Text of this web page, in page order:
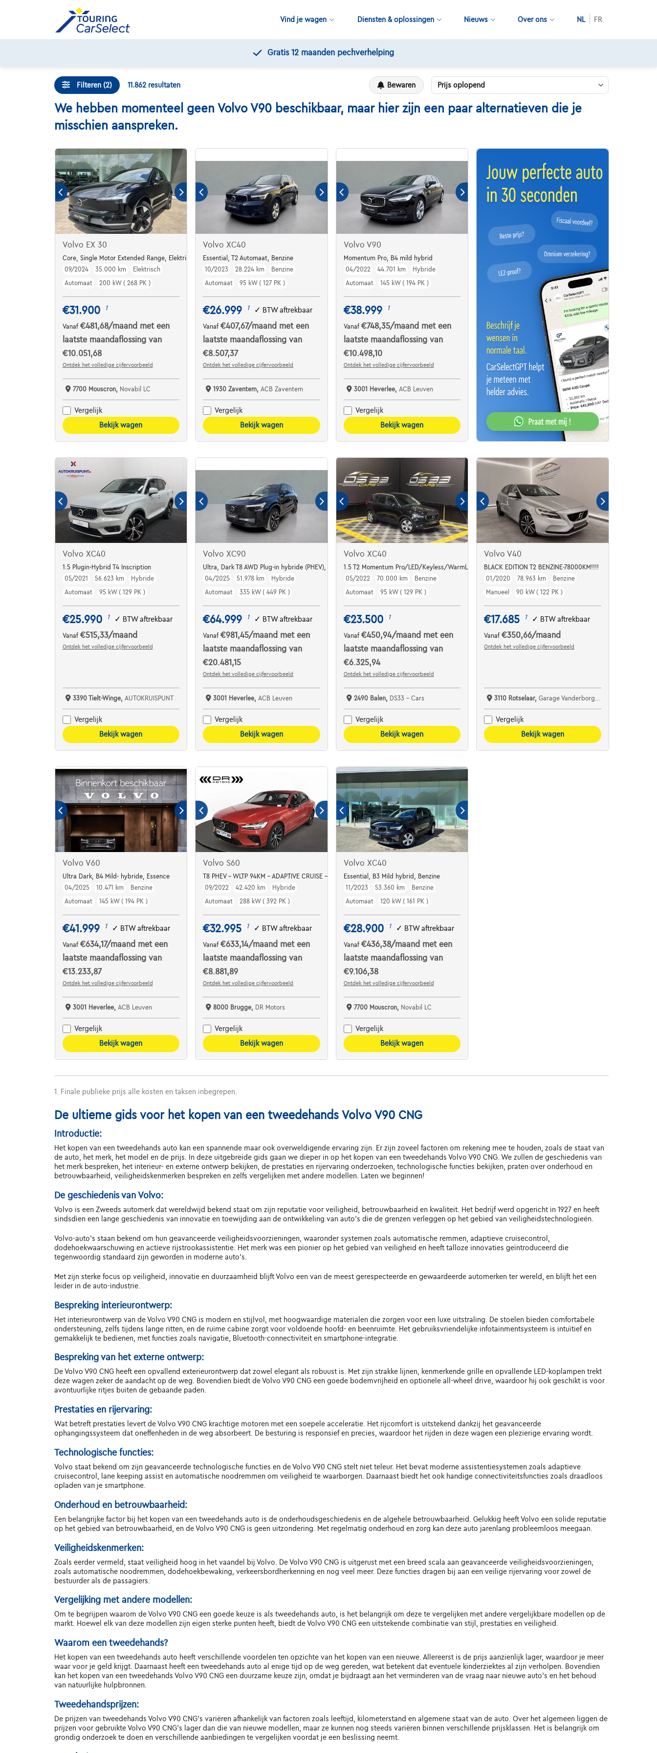
Vind je wagen Diensten & oplossingen Nieuws Over ons NL FR
Gratis 12 maanden pechverhelping
Filteren (2) 11.862 resultaten Bewaren
We hebben momenteel geen Volvo V90 beschikbaar, maar hier zijn een paar alternatieven die je
misschien aanspreken.
Volvo EX 30
Core, Single Motor Extended Range, Elektrisch (BEV)
09/2024
35.000 km
Elektrisch
Automaat
200 kW ( 268 PK )
€31.900 1
Vanaf €481,68/maand met een
laatste maandaflossing van
€10.051,68
Ontdek het volledige cijfervoorbeeld
7700 Mouscron, Novabil LC
Vergelijk
Bekijk wagen
Volvo XC40
Essential, T2 Automaat, Benzine
10/2023
28.224 km
Benzine
Automaat
95 kW ( 127 PK )
€26.999 1 ✓ BTW aftrekbaar
Vanaf€407,67/maand met een
laatste maandaflossing van
€8.507,37
Ontdek het volledige cijfervoorbeeld
1930 Zaventem, ACB Zaventem
Vergelijk
Bekijk wagen
Volvo V90
Momentum Pro, B4 mild hybrid
04/2022
44.701 km
Hybride
Automaat
145 kW ( 194 PK )
€38.999 1
Vanaf €748,35/maand met een
laatste maandaflossing van
€10.498,10
Ontdek het volledige cijfervoorbeeld
3001 Heverlee, ACB Leuven
Vergelijk
Bekijk wagen
Volvo XC40
1.5 Plugin-Hybrid T4 Inscription
05/2021
56.623 km
Hybride
Automaat
95 kW ( 129 PK )
€25.990 1 ✓ BTW aftrekbaar
Vanaf €515,33/maand
Ontdek het volledige cijfervoorbeeld
3390 Tielt-Winge, AUTOKRUISPUNT
Vergelijk
Bekijk wagen
Volvo XC90
Ultra, Dark T8 AWD Plug-in hybride (PHEV),
04/2025
51.978 km
Hybride
Automaat
335 kW ( 449 PK )
€64.999 1 ✓ BTW aftrekbaar
Vanaf€981,45/maand met een
laatste maandaflossing van
€20.481,15
Ontdek het volledige cijfervoorbeeld
3001 Heverlee, ACB Leuven
Vergelijk
Bekijk wagen
Volvo XC40
1.5 T2 Momentum Pro/LED/Keyless/WarmLeder/CAM/Cruise/Apple
05/2022
70.000 km
Benzine
Automaat
95 kW ( 129 PK )
€23.500 1
Vanaf €450,94/maand met een
laatste maandaflossing van
€6.325,94
Ontdek het volledige cijfervoorbeeld
2490 Balen, DS33 - Cars
Vergelijk
Bekijk wagen
Volvo V40
BLACK EDITION T2 BENZINE-78000KM!!!!
01/2020
78.963 km
Benzine
Manueel
90 kW ( 122 PK )
€17.685 1 ✓ BTW aftrekbaar
Vanaf€350,66/maand
Ontdek het volledige cijfervoorbeeld
3110 Rotselaar,Garage Vanderborght Rotselaar
Vergelijk
Bekijk wagen
Volvo V60
Ultra Dark, B4 Mild- hybride, Essence
04/2025
10.471 km
Benzine
Automaat
145 kW ( 194 PK )
€41.999 1 ✓ BTW aftrekbaar
Vanaf €634,17/maand met een
laatste maandaflossing van
€13.233,87
Ontdek het volledige cijfervoorbeeld
3001 Heverlee, ACB Leuven
Vergelijk
Bekijk wagen
Volvo S60
T8 PHEV - WLTP 94KM - ADAPTIVE CRUISE - 360 CAMERA
09/2022
42.420 km
Hybride
Automaat
288 kW ( 392 PK )
€32.995 1 ✓ BTW aftrekbaar
Vanaf€633,14/maand met een
laatste maandaflossing van
€8.881,89
Ontdek het volledige cijfervoorbeeld
8000 Brugge, DR Motors
Vergelijk
Bekijk wagen
Volvo XC40
Essential, B3 Mild hybrid, Benzine
11/2023
53.360 km
Benzine
Automaat
120 kW ( 161 PK )
€28.900 1 ✓ BTW aftrekbaar
Vanaf €436,38/maand met een
laatste maandaflossing van
€9.106,38
Ontdek het volledige cijfervoorbeeld
7700 Mouscron, Novabil LC
Vergelijk
Bekijk wagen
1. Finale publieke prijs alle kosten en taksen inbegrepen.
De ultieme gids voor het kopen van een tweedehands Volvo V90 CNG
Introductie:
Het kopen van een tweedehands auto kan een spannende maar ook overweldigende ervaring zijn. Er zijn zoveel factoren om rekening mee te houden, zoals de staat van
de auto, het merk, het model en de prijs. In deze uitgebreide gids gaan we dieper in op het kopen van een tweedehands Volvo V90 CNG. We zullen de geschiedenis van
het merk bespreken, het interieur- en externe ontwerp bekijken, de prestaties en rijervaring onderzoeken, technologische functies bekijken, praten over onderhoud en
betrouwbaarheid, veiligheidskenmerken bespreken en zelfs vergelijken met andere modellen. Laten we beginnen!
De geschiedenis van Volvo:
Volvo is een Zweeds automerk dat wereldwijd bekend staat om zijn reputatie voor veiligheid, betrouwbaarheid en kwaliteit. Het bedrijf werd opgericht in 1927 en heeft
sindsdien een lange geschiedenis van innovatie en toewijding aan de ontwikkeling van auto's die de grenzen verleggen op het gebied van veiligheidstechnologieën.
Volvo-auto's staan ​​bekend om hun geavanceerde veiligheidsvoorzieningen, waaronder systemen zoals automatische remmen, adaptieve cruisecontrol,
dodehoekwaarschuwing en actieve rijstrookassistentie. Het merk was een pionier op het gebied van veiligheid en heeft talloze innovaties geïntroduceerd die
tegenwoordig standaard zijn geworden in moderne auto's.
Met zijn sterke focus op veiligheid, innovatie en duurzaamheid blijft Volvo een van de meest gerespecteerde en gewaardeerde automerken ter wereld, en blijft het een
leider in de auto-industrie.
Bespreking interieurontwerp:
Het interieurontwerp van de Volvo V90 CNG is modern en stijlvol, met hoogwaardige materialen die zorgen voor een luxe uitstraling. De stoelen bieden comfortabele
ondersteuning, zelfs tijdens lange ritten, en de ruime cabine zorgt voor voldoende hoofd- en beenruimte. Het gebruiksvriendelijke infotainmentsysteem is intuïtief en
gemakkelijk te bedienen, met functies zoals navigatie, Bluetooth-connectiviteit en smartphone-integratie.
Bespreking van het externe ontwerp:
De Volvo V90 CNG heeft een opvallend exterieurontwerp dat zowel elegant als robuust is. Met zijn strakke lijnen, kenmerkende grille en opvallende LED-koplampen trekt
deze wagen zeker de aandacht op de weg. Bovendien biedt de Volvo V90 CNG een goede bodemvrijheid en optionele all-wheel drive, waardoor hij ook geschikt is voor
avontuurlijke ritjes buiten de gebaande paden.
Prestaties en rijervaring:
Wat betreft prestaties levert de Volvo V90 CNG krachtige motoren met een soepele acceleratie. Het rijcomfort is uitstekend dankzij het geavanceerde
ophangingssysteem dat oneffenheden in de weg absorbeert. De besturing is responsief en precies, waardoor het rijden in deze wagen een plezierige ervaring wordt.
Technologische functies:
Volvo staat bekend om zijn geavanceerde technologische functies en de Volvo V90 CNG stelt niet teleur. Het bevat moderne assistentiesystemen zoals adaptieve
cruisecontrol, lane keeping assist en automatische noodremmen om veiligheid te waarborgen. Daarnaast biedt het ook handige connectiviteitsfuncties zoals draadloos
opladen van je smartphone.
Onderhoud en betrouwbaarheid:
Een belangrijke factor bij het kopen van een tweedehands auto is de onderhoudsgeschiedenis en de algehele betrouwbaarheid. Gelukkig heeft Volvo een solide reputatie
op het gebied van betrouwbaarheid, en de Volvo V90 CNG is geen uitzondering. Met regelmatig onderhoud en zorg kan deze auto jarenlang probleemloos meegaan.
Veiligheidskenmerken:
Zoals eerder vermeld, staat veiligheid hoog in het vaandel bij Volvo. De Volvo V90 CNG is uitgerust met een breed scala aan geavanceerde veiligheidsvoorzieningen,
zoals automatische noodremmen, dodehoekbewaking, verkeersbordherkenning en nog veel meer. Deze functies dragen bij aan een veilige rijervaring voor zowel de
bestuurder als de passagiers.
Vergelijking met andere modellen:
Om te begrijpen waarom de Volvo V90 CNG een goede keuze is als tweedehands auto, is het belangrijk om deze te vergelijken met andere vergelijkbare modellen op de
markt. Hoewel elk van deze modellen zijn eigen sterke punten heeft, biedt de Volvo V90 CNG een uitstekende combinatie van stijl, prestaties en veiligheid.
Waarom een tweedehands?
Het kopen van een tweedehands auto heeft verschillende voordelen ten opzichte van het kopen van een nieuwe. Allereerst is de prijs aanzienlijk lager, waardoor je meer
waar voor je geld krijgt. Daarnaast heeft een tweedehands auto al enige tijd op de weg gereden, wat betekent dat eventuele kinderziektes al zijn verholpen. Bovendien
kan het kopen van een tweedehands Volvo V90 CNG een duurzame keuze zijn, omdat je bijdraagt aan het verminderen van de vraag naar nieuwe auto's en het behoud
van natuurlijke hulpbronnen.
Tweedehandsprijzen:
De prijzen van tweedehands Volvo V90 CNG's variëren afhankelijk van factoren zoals leeftijd, kilometerstand en algemene staat van de auto. Over het algemeen liggen de
prijzen voor gebruikte Volvo V90 CNG's lager dan die van nieuwe modellen, maar ze kunnen nog steeds variëren binnen verschillende prijsklassen. Het is belangrijk om
grondig onderzoek te doen en verschillende aanbiedingen te vergelijken voordat je een beslissing neemt.